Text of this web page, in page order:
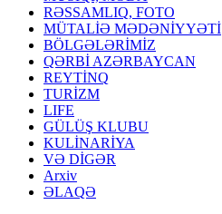
RƏSSAMLIQ, FOTO
MÜTALİƏ MƏDƏNİYYƏTİ
BÖLGƏLƏRİMİZ
QƏRBİ AZƏRBAYCAN
REYTİNQ
TURİZM
LIFE
GÜLÜŞ KLUBU
KULİNARİYA
VƏ DİGƏR
Arxiv
ƏLAQƏ